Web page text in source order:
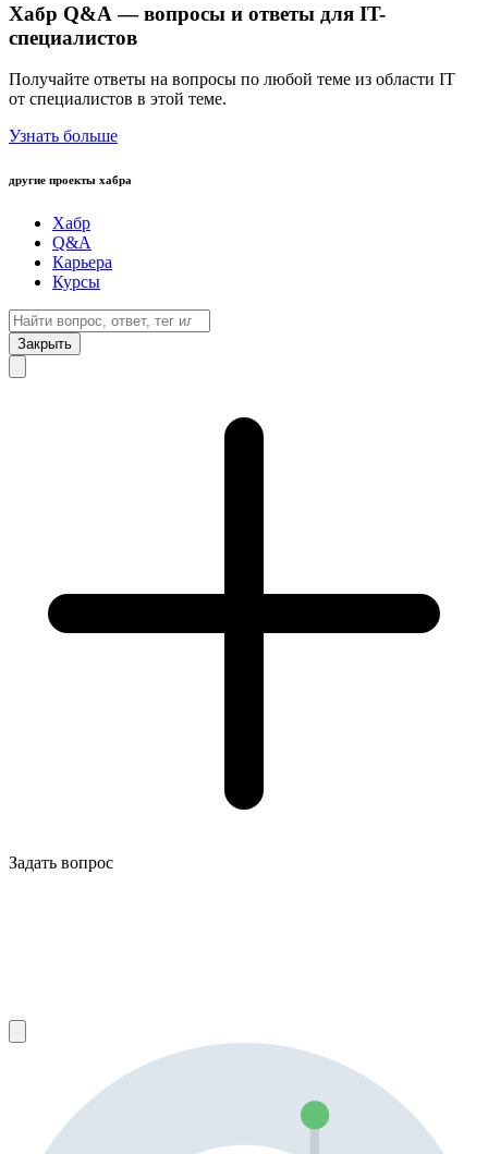
Хабр Q&A — вопросы и ответы для IT-
специалистов
Получайте ответы на вопросы по любой теме из области IT
от специалистов в этой теме.
Узнать больше
другие проекты хабра
Хабр
Q&A
Карьера
Курсы
Закрыть
Задать вопрос